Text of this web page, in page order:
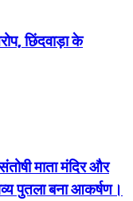
छिंदवाड़ा के
माता मंदिर और
पुतला बना आकर्षण।